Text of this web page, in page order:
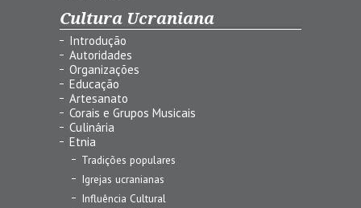
Cultura Ucraniana
Introdução
Autoridades
Organizações
Educação
Artesanato
Corais e Grupos Musicais
Culinária
Etnia
Tradições populares
Igrejas ucranianas
Influência Cultural